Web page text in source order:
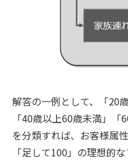
解答の一例として、「20
「40歳以上60歳未満」
を分類すれば、お客様属
「足して100」の理想的